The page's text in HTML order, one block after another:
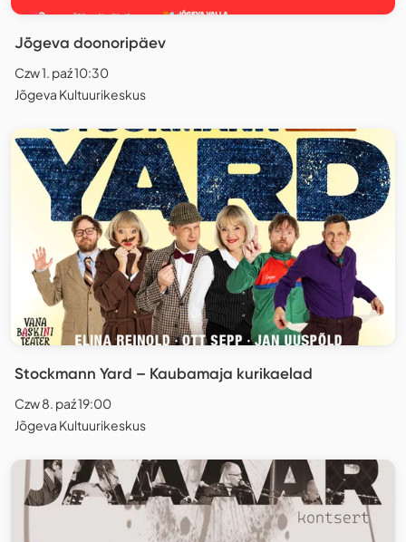
Jõgeva doonoripäev
Czw 1. paź 10:30
Jõgeva Kultuurikeskus
Stockmann Yard – Kaubamaja kurikaelad
Czw 8. paź 19:00
Jõgeva Kultuurikeskus